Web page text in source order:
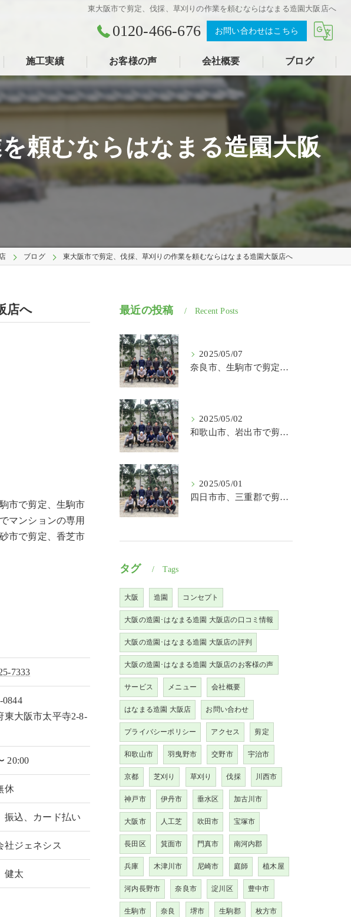
東大阪市で剪定、伐採、草刈りの作業を頼むならはなまる造園大阪店へ
0120-466-676 お問い合わせはこちら
施工実績 お客様の声 会社概要 ブログ
頼むならはなまる造園大阪
ブログ 東大阪市で剪定、伐採、草刈りの作業を頼むならはなまる造園大阪店へ
店へ
市で剪定、生駒市
マンションの専用
市で剪定、香芝市
7333
0844
東大阪市太平寺2-8-
20:00
休
振込、カード払い
社ジェネシス
太
最近の投稿 Recent Posts
2025/05/07
奈良市、生駒市で剪定、伐採、草刈りの作業を頼むなら はなまる造園
2025/05/02
和歌山市、岩出市で剪定、伐採、草刈りの作業を頼むなら はなまる造園
2025/05/01
四日市市、三重郡で剪定、伐採、草刈りの作業を頼むなら はなまる造園
タグ Tags
大阪 造園 コンセプト
大阪の造園･はなまる造園 大阪店の口コミ情報
大阪の造園･はなまる造園 大阪店の評判
大阪の造園･はなまる造園 大阪店のお客様の声
サービス メニュー 会社概要
はなまる造園 大阪店 お問い合わせ
プライバシーポリシー アクセス 剪定
和歌山市 羽曳野市 交野市 宇治市
京都 芝刈り 草刈り 伐採 川西市
神戸市 伊丹市 垂水区 加古川市
大阪市 人工芝 吹田市 宝塚市
長田区 箕面市 門真市 南河内郡
兵庫 木津川市 尼崎市 庭師 植木屋
河内長野市 奈良市 淀川区 豊中市
生駒市 奈良 堺市 生駒郡 枚方市